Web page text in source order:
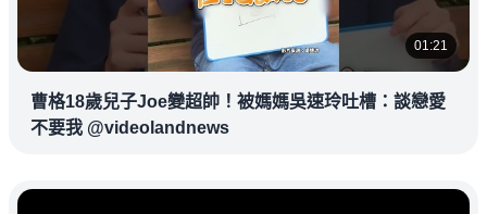
01:21
曹格18歲兒子Joe變超帥！被媽媽吳速玲吐槽：談戀愛
不要我 @videolandnews